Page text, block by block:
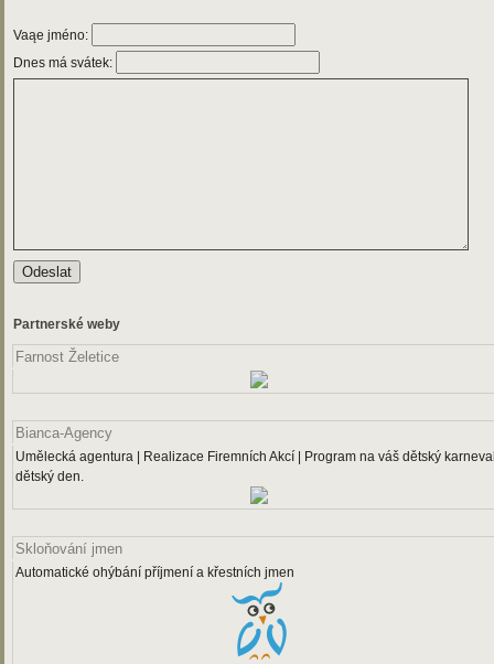
Vaąe jméno:
Dnes má svátek:
Partnerské weby
Farnost Želetice
Bianca-Agency
Umělecká agentura | Realizace Firemních Akcí | Program na váš dětský
dětský den.
Skloňování jmen
Automatické ohýbání příjmení a křestních jmen